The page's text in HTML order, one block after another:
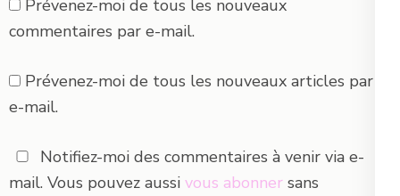
Prévenez-moi de tous les nouveaux
commentaires par e-mail.
Prévenez-moi de tous les nouveaux articles par
e-mail.
Notifiez-moi des commentaires à venir via e-
mail. Vous pouvez aussi vous abonner sans